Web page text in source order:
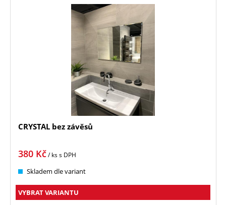
CRYSTAL bez závěsů
380 Kč/ kss DPH
Skladem dle variant
VYBRAT VARIANTU